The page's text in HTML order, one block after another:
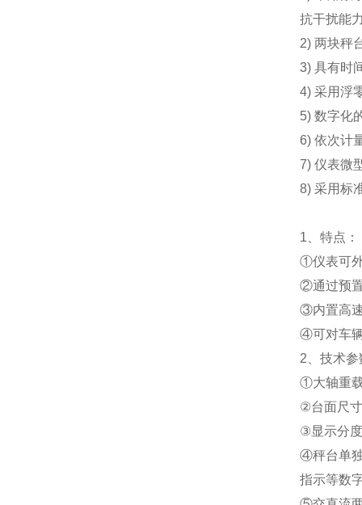
抗干扰能
2) 两块秤
3) 具有时
4) 采用浮
5) 数字化
6) 依次计
7) 仪表微
8) 采用标
1、特点：
①仪表可
②通过预
③内置高
④可对车
2、技术参
①大轴重
②台面尺
③显示分
④秤台单
指示等数